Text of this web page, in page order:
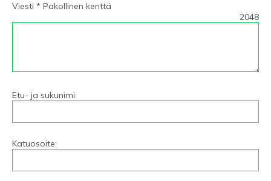
Viesti * Pakollinen kenttä
2048
Etu- ja sukunimi:
Katuosoite: